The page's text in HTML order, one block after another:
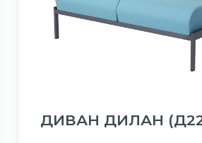
ДИВАН ДИЛАН